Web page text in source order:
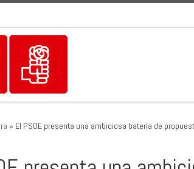
» El PSOE presenta una ambiciosa batería de